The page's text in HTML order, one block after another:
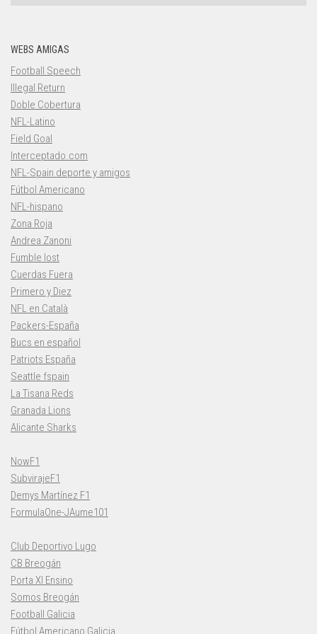
WEBS AMIGAS
Football Speech
Illegal Return
Doble Cobertura
NFL-Latino
Field Goal
Interceptado.com
NFL-Spain deporte y amigos
Fútbol Americano
NFL-hispano
Zona Roja
Andrea Zanoni
Fumble lost
Cuerdas Fuera
Primero y Diez
NFL en Català
Packers-España
Bucs en español
Patriots España
Seattle fspain
La Tisana Reds
Granada Lions
Alicante Sharks
NowF1
SubvirajeF1
Demys Martínez F1
FormulaOne-JAume101
Club Deportivo Lugo
CB Breogán
Porta XI Ensino
Somos Breogán
Football Galicia